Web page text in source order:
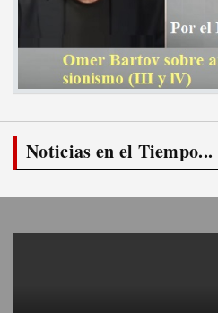
Noticias en el Tiempo...